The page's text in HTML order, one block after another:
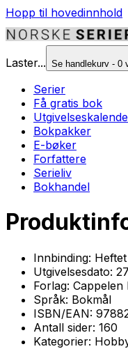
Hopp til hovedinnhold
Laster... Se handlekurv - 0
Serier
Få gratis bok
Bokpakker
E-bøker
Forfattere
Serieliv
Bokhandel
Innbinding: Heftet
Utgivelsesdato:
Forlag: Cappelen
Språk: Bokmål
ISBN/EAN:
Antall sider: 160
Kategorier: